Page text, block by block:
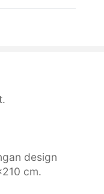
design
cm.